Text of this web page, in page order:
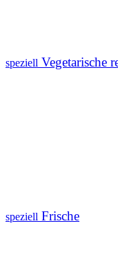
speziell Vegetarische
speziell Frische